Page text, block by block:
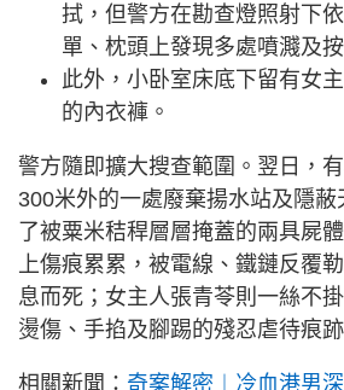
拭，但警方在勘查燈照射下
單、枕頭上發現多處噴濺及
此外，小卧室床底下留有女
的內衣褲。
警方隨即擴大搜查範圍。翌日，
300米外的一處廢棄揚水站及隱
了被粟米秸稈層層掩蓋的兩具屍
上傷痕累累，被電線、鐵鏈反覆
息而死；女主人張青苓則一絲不
燙傷、手掐及腳踢的殘忍虐待痕
相關新聞： 奇案解密︱冷血港男